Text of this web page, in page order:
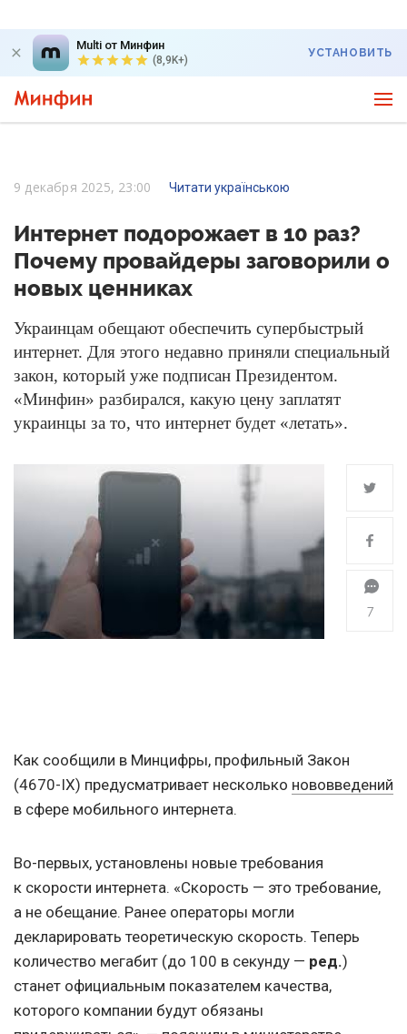
Multi от Минфин
(8,9K+)
УСТАНОВИТЬ
9 декабря 2025, 23:00 Читати українською
Интернет подорожает в 10 раз?
Почему провайдеры заговорили о
новых ценниках
Украинцам обещают обеспечить супербыстрый
интернет. Для этого недавно приняли специальный
закон, который уже подписан Президентом.
«Минфин» разбирался, какую цену заплатят
украинцы за то, что интернет будет «летать».
7
Как сообщили в Минцифры, профильный Закон
(4670-IX) предусматривает несколько нововведений
в сфере мобильного интернета.
Во-первых, установлены новые требования
к скорости интернета. «Скорость — это требование,
а не обещание. Ранее операторы могли
декларировать теоретическую скорость. Теперь
количество мегабит (до 100 в секунду — ред.)
станет официальным показателем качества,
которого компании будут обязаны